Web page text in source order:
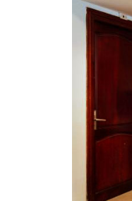
Vị trí trên